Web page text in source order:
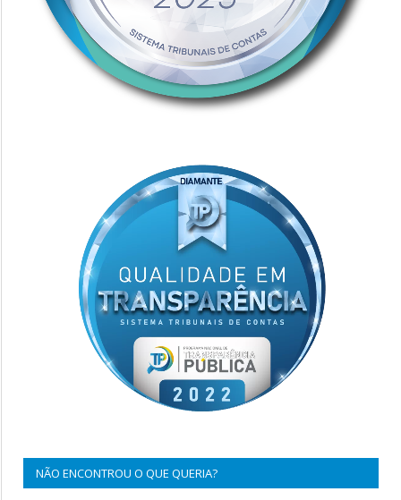
NÃO ENCONTROU O QUE QUERIA?